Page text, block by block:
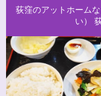
荻窪のアットホーム
い）